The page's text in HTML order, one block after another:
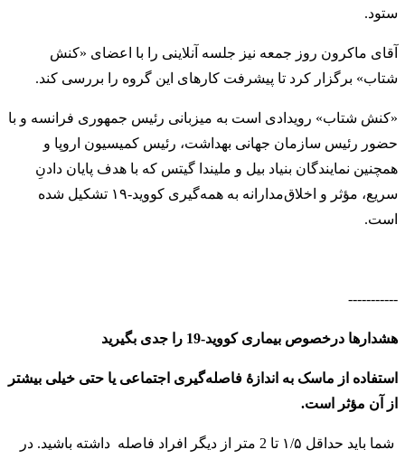
ستود.
آقای ماکرون روز جمعه نیز جلسه آنلاینی را با اعضای «کنش
شتاب» برگزار کرد تا پیشرفت کارهای این گروه را بررسی کند.
«کنش شتاب» رویدادی است به میزبانی رئيس جمهوری فرانسه و با
حضور رئيس سازمان جهانی بهداشت، رئیس کمیسیون اروپا و
همچنین نمایندگان بنیاد بیل و ملیندا گیتس که با هدف پایان دادنِ
سریع، مؤثر و اخلاق‌مدارانه به همه‌گیری کووید-۱۹ تشکیل شده
است.
-----------
هشدارها درخصوص بیماری کووید-19 را جدی بگیرید
استفاده از ماسک به اندازهٔ فاصله‌گیری اجتماعی یا حتی خیلی بیشتر
از آن مؤثر است.
شما باید حداقل ۱/۵ تا 2 متر از دیگر افراد فاصله داشته باشید. در